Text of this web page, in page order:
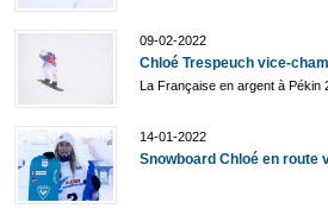
09-02-2022
Chloé Trespeuch vice-
La Française en argent à Pékin
14-01-2022
Snowboard Chloé en route